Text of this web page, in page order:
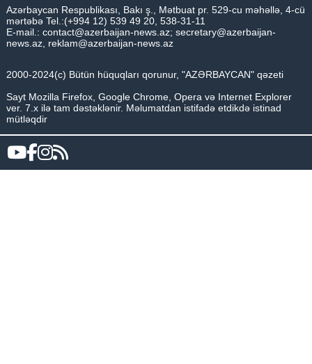
Azərbaycan Respublikası, Bakı ş., Mətbuat pr. 529-cu məhəllə, 4-cü
mərtəbə Tel.:(+994 12) 539 49 20, 538-31-11
E-mail.: contact@azerbaijan-news.az; secretary@azerbaijan-
news.az reklam@azerbaijan-news.az
2000-2024(c) Bütün hüquqları qorunur, "AZƏRBAYCAN" qəzeti
Sayt Mozilla Firefox, Google Chrome, Opera və Internet Explorer
ver. 7.x ilə tam dəstəklənir. Məlumatdan istifadə etdikdə istinad
mütləqdir